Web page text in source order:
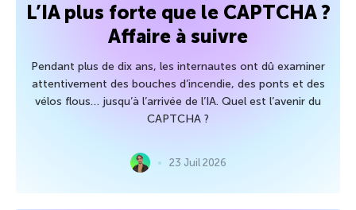
L’IA plus forte que le CAPTCHA ?
Affaire à suivre
Pendant plus de dix ans, les internautes ont dû examiner
attentivement des bouches d’incendie, des ponts et des
vélos flous… jusqu’à l’arrivée de l’IA. Quel est l’avenir du
CAPTCHA ?
23 Juil 2026